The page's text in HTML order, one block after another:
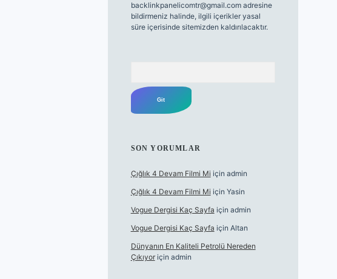
backlinkpanelicomtr@gmail.comadresine
bildirmeniz halinde, ilgili içerikler yasal
süre içerisinde sitemizden kaldırılacaktır.
SON YORUMLAR
Çığlık 4 Devam Filmi Mi için admin
Çığlık 4 Devam Filmi Mi için Yasin
Vogue Dergisi Kaç Sayfa için admin
Vogue Dergisi Kaç Sayfa için Altan
Dünyanın En Kaliteli Petrolü Nereden
Çıkıyoriçin admin